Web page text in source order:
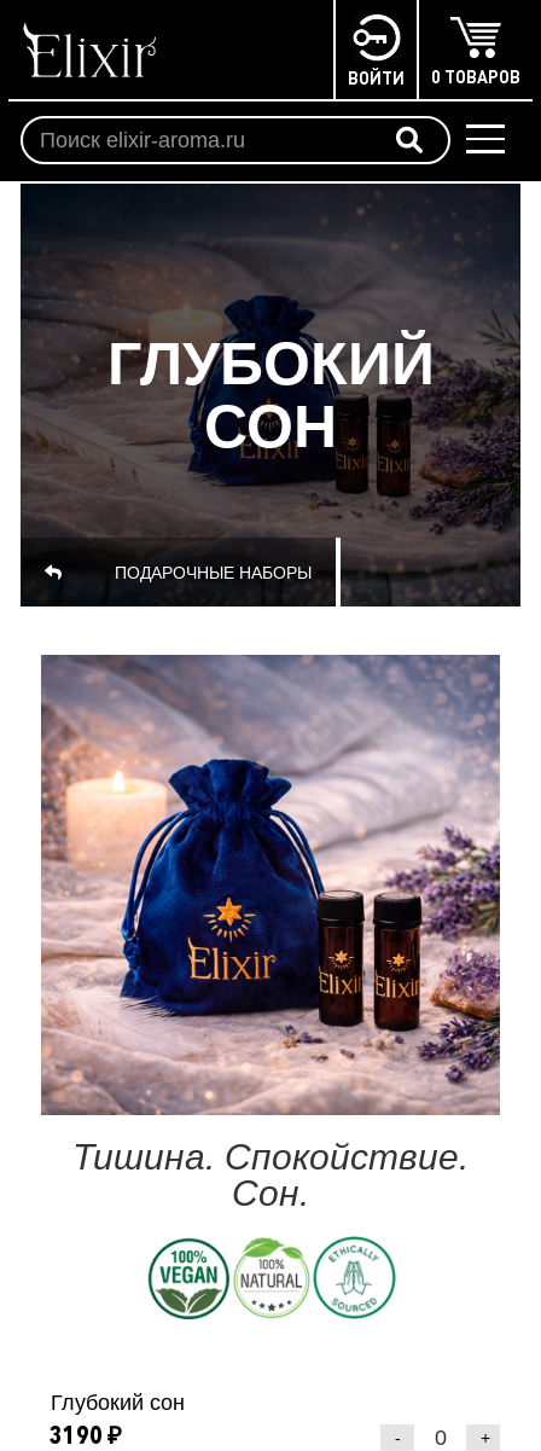
ВОЙТИ 0 ТОВАРОВ
ГЛУБОКИЙ
СОН
ПОДАРОЧНЫЕ НАБОРЫ
Тишина. Спокойствие.
Сон.
Глубокий сон
3190 ₽
- +